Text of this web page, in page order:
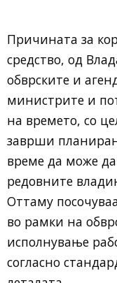
Причината за
средство, од
обврските и
министрите и
на времето, со
заврши
време да може да
редовните
Оттаму
во рамки на
исполнување
согласно